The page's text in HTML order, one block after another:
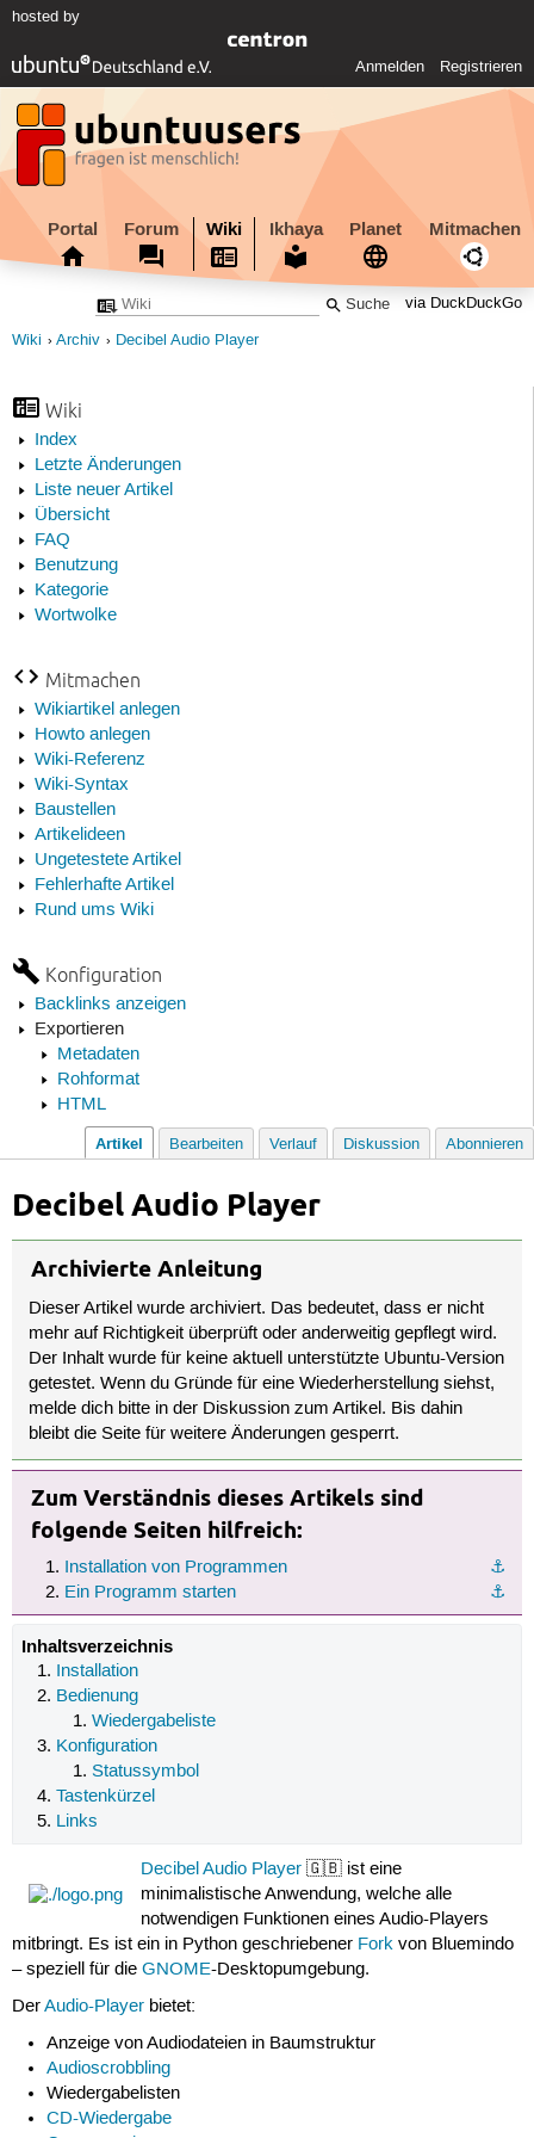
hosted by
Anmelden Registrieren
Portal Forum Wiki Ikhaya Planet Mitmachen
via DuckDuckGo
Wiki Archiv Decibel Audio Player
Wiki
Index
Letzte Änderungen
Liste neuer Artikel
Übersicht
FAQ
Benutzung
Kategorie
Wortwolke
Mitmachen
Wikiartikel anlegen
Howto anlegen
Wiki-Referenz
Wiki-Syntax
Baustellen
Artikelideen
Ungetestete Artikel
Fehlerhafte Artikel
Rund ums Wiki
Konfiguration
Backlinks anzeigen
Exportieren
Metadaten
Rohformat
HTML
Artikel Bearbeiten Verlauf Diskussion Abonnieren
Decibel Audio Player
Archivierte Anleitung
Dieser Artikel wurde archiviert. Das bedeutet, dass er nicht
mehr auf Richtigkeit überprüft oder anderweitig gepflegt wird.
Der Inhalt wurde für keine aktuell unterstützte Ubuntu-Version
getestet. Wenn du Gründe für eine Wiederherstellung siehst,
melde dich bitte in der Diskussion zum Artikel. Bis dahin
bleibt die Seite für weitere Änderungen gesperrt.
Zum Verständnis dieses Artikels sind
folgende Seiten hilfreich:
⚓︎
Installation von Programmen
⚓︎
Ein Programm starten
Inhaltsverzeichnis
Installation
Bedienung
Wiedergabeliste
Konfiguration
Statussymbol
Tastenkürzel
Links
Decibel Audio Player 🇬🇧 ist eine
minimalistische Anwendung, welche alle
notwendigen Funktionen eines Audio-Players
mitbringt. Es ist ein in Python geschriebener Forkvon Bluemindo
– speziell für die GNOME-Desktopumgebung.
DerAudio-Playerbietet:
Anzeige von Audiodateien in Baumstruktur
Audioscrobbling
Wiedergabelisten
CD-Wiedergabe